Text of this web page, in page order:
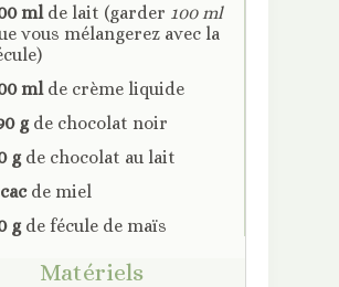
mlde lait (garder 100 ml
vous mélangerez avec la
mlde crème liquide
gde chocolat noir
gde chocolat au lait
de miel
gde fécule de maïs
Matériels